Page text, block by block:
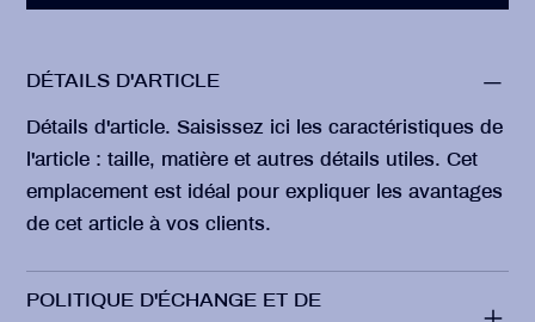
DÉTAILS D'ARTICLE
Détails d'article. Saisissez ici les caractéristiques de
l'article : taille, matière et autres détails utiles. Cet
emplacement est idéal pour expliquer les avantages
de cet article à vos clients.
POLITIQUE D'ÉCHANGE ET DE